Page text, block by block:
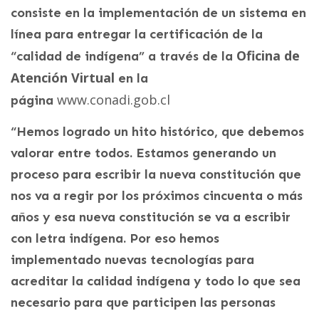
consiste en la implementación de un sistema en
línea para entregar la certificación de la
“calidad de indígena” a través de la Oficina de
Atención Virtual en la
página www.conadi.gob.cl
“Hemos logrado un hito histórico, que debemos
valorar entre todos. Estamos generando un
proceso para escribir la nueva constitución que
nos va a regir por los próximos cincuenta o más
años y esa nueva constitución se va a escribir
con letra indígena. Por eso hemos
implementado nuevas tecnologías para
acreditar la calidad indígena y todo lo que sea
necesario para que participen las personas